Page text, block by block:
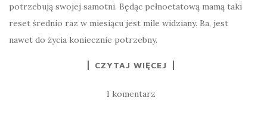
potrzebują swojej samotni. Będąc pełnoetatową mamą taki
reset średnio raz w miesiącu jest mile widziany. Ba, jest
nawet do życia koniecznie potrzebny.
CZYTAJ WIĘCEJ
1 komentarz